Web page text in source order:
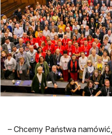
– Chcemy Państwa